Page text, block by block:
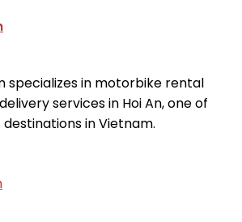
specializes in motorbike rental
services in Hoi An, one of
in Vietnam.